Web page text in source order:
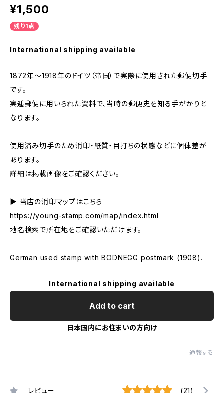
¥1,500
残り1点
International shipping available
1872年～1918年のドイツ（帝国）で実際に使用された郵便切手
です。
実逓郵便に用いられた資料で、当時の郵便史を知る手がかりと
なります。
使用済み切手のため消印・紙質・目打ちの状態などに個体差が
あります。
詳細は掲載画像をご確認ください。
▶ 当店の消印マップはこちら
https://young-stamp.com/map/index.html
地名検索で所在地をご確認いただけます。
German used stamp with BODNEGG postmark (1908).
International shipping available
Add to cart
日本国内にお住まいの方向け
通報する
レビュー (21)